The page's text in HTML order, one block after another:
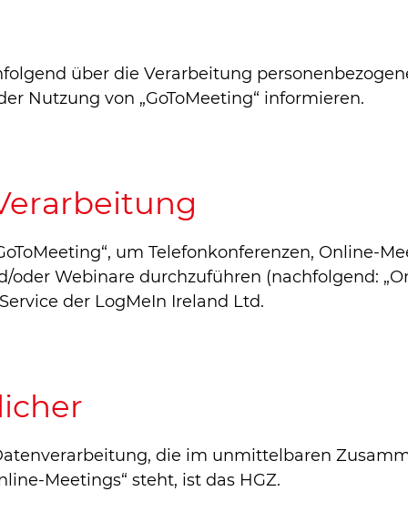
über die Verarbeitung
Nutzung von „GoToMeeting“ informieren.
um Telefonkonferenzen, Online-
oder Webinare durchzuführen (nachfolgend:
der LogMeIn Ireland Ltd.
die im unmittelbaren
Meetings“ steht, ist das HGZ.